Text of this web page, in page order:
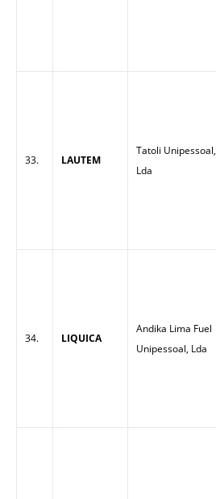
33. LAUTEM
Tatoli Unipessoal,
Lda
34. LIQUICA
Andika Lima Fuel
Unipessoal, Lda